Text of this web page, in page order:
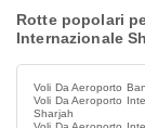
Rotte popolari
Internazionale
Voli Da Aeroporto
Voli Da Aeroporto
Sharjah